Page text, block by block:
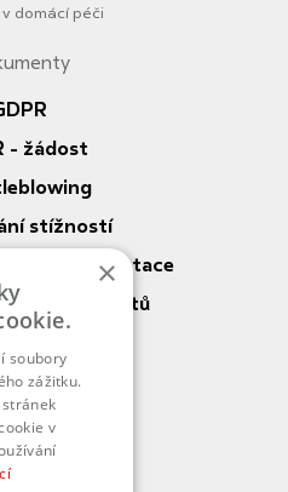
domácí péči
- žádost
stížností
dokumentace
pacientů
nás
pracoviště
×
soubory
zážitku.
stránek
v